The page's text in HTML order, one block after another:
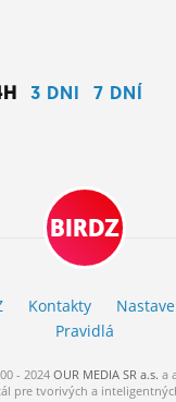
3 DNI 7 DNÍ
BIRDZ
Kontakty
Pravidlá
- 2024 OUR MEDIA SR a.s. a
pre tvorivých a